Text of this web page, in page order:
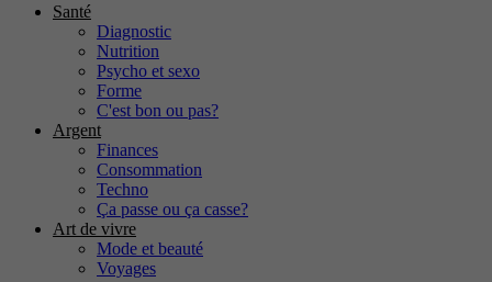
Santé
Diagnostic
Nutrition
Psycho et sexo
Forme
C'est bon ou pas?
Argent
Finances
Consommation
Techno
Ça passe ou ça casse?
Art de vivre
Mode et beauté
Voyages